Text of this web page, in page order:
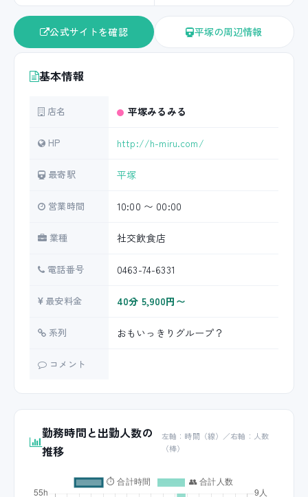
公式サイトを確認 平塚の周辺情報
基本情報
店名 平塚みるみる
HP http://h-miru.com/
最寄駅 平塚
営業時間 10:00 〜 00:00
業種 社交飲食店
電話番号 0463-74-6331
最安料金 40分 5,900円〜
系列 おもいっきりグループ？
コメント
勤務時間と出勤人数の
推移
左軸：時間（線）／右軸：人数
（棒）